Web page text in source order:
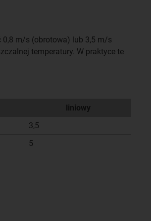
0,8 m/s (obrotowa) lub 3,5 m/s
temperatury. W praktyce te
liniowy
3,5
5